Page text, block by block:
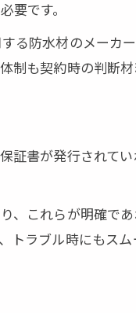
く取得する手順
特徴を契約で活かす
保証10年を盛り込む
合の見極め方
比較検討する際の視点
ったときの基準解説
要です。
る防水材のメーカ
も契約時の判断材
書が発行されて
これらが明確で
ラブル時にもスム